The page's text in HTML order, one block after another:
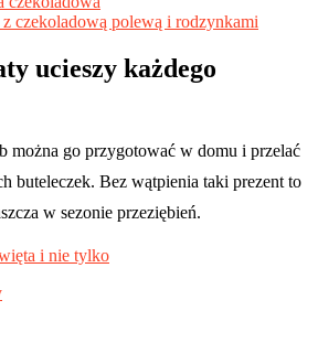
czekoladową polewą i rodzynkami
ucieszy każdego
można go przygotować w domu i przelać
buteleczek. Bez wątpienia taki prezent to
w sezonie przeziębień.